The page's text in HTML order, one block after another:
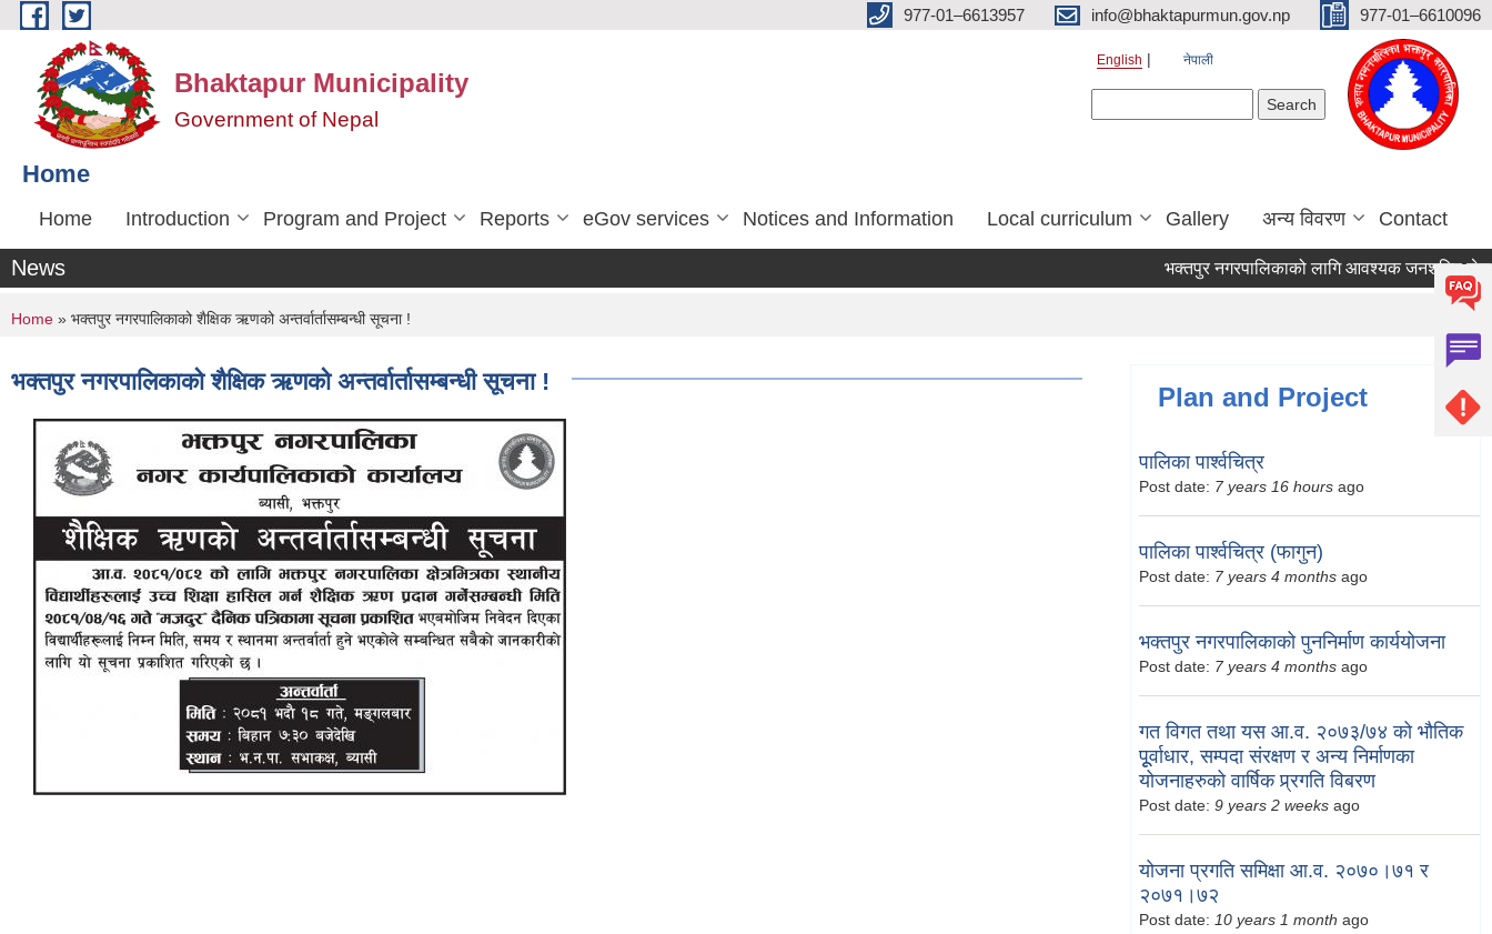
Skip to main content 977-01–6613957 info@bhaktapurmun.gov.np 977-01–6610096
Bhaktapur Municipality
Government of Nepal
English नेपाली
Home
Home Introduction Program and Project Reports eGov services Notices and Information Local curriculum Gallery अन्य विवरण Contact
News भक्तपुर नगरपालिकाको लागि आवश्यक जनशक्ति सेवा
You are here
Home » भक्तपुर नगरपालिकाको शैक्षिक ऋणको अन्तर्वार्तासम्बन्धी सूचना !
भक्तपुर नगरपालिकाको शैक्षिक ऋणको अन्तर्वार्तासम्बन्धी सूचना !
Plan and Project
पालिका पार्श्वचित्र
Post date: 7 years 16 hours ago
पालिका पार्श्वचित्र (फागुन)
Post date: 7 years 4 months ago
भक्तपुर नगरपालिकाको पुननिर्माण कार्ययोजना
Post date: 7 years 4 months ago
गत विगत तथा यस आ.व. २०७३/७४ को भौतिक
पूूर्वाधार, सम्पदा संरक्षण र अन्य निर्माणका
योजनाहरुको वार्षिक प्र्रगति विबरण
Post date: 9 years 2 weeks ago
योजना प्रगति समिक्षा आ.व. २०७०।७१ र
२०७१।७२
Post date: 10 years 1 month ago